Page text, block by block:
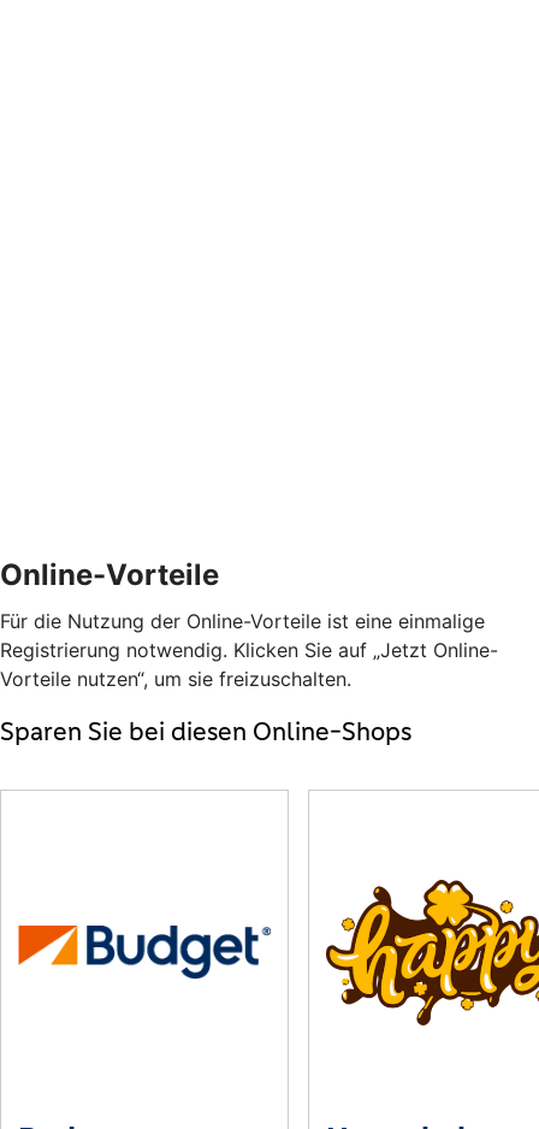
Online-Vorteile
Für die Nutzung der Online-Vorteile ist eine einmalige
Registrierung notwendig. Klicken Sie auf „Jetzt Online-
Vorteile nutzen“, um sie freizuschalten.